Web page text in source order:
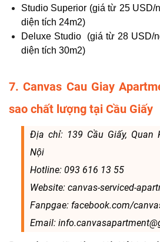
Studio Superior (giá từ 25 USD/
diện tích 24m2)
Deluxe Studio
(giá từ 28 USD/
diện tích 30m2)
7. Canvas Cau Giay
sao chất lượng tại Cầu Giấy
Địa chỉ: 139 Cầu Giấy, Quan
Nội
Hotline: 093 616 13 55
Website: canvas-serviced-
Fanpgae: facebook.com/
Email: